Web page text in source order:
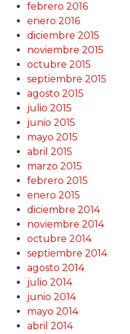
febrero 2016
enero 2016
diciembre 2015
noviembre 2015
octubre 2015
septiembre 2015
agosto 2015
julio 2015
junio 2015
mayo 2015
abril 2015
marzo 2015
febrero 2015
enero 2015
diciembre 2014
noviembre 2014
octubre 2014
septiembre 2014
agosto 2014
julio 2014
junio 2014
mayo 2014
abril 2014